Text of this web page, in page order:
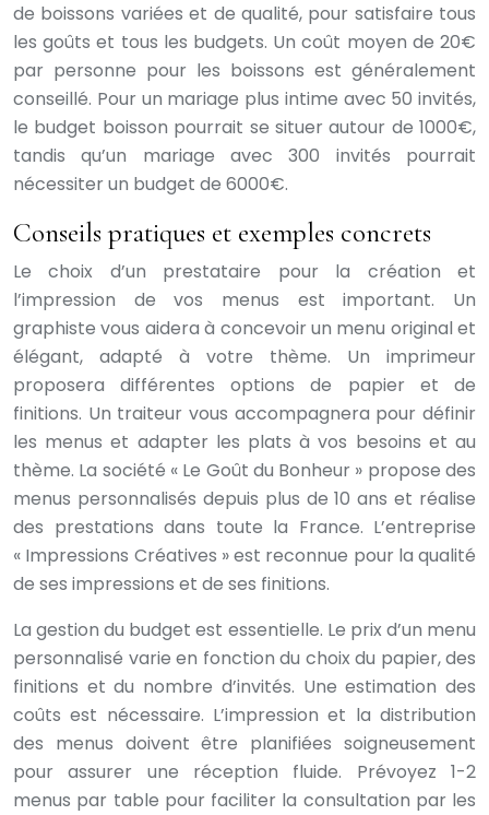
de boissons variées et de qualité, pour satisfaire tous
les goûts et tous les budgets. Un coût moyen de 20€
par personne pour les boissons est généralement
conseillé. Pour un mariage plus intime avec 50 invités,
le budget boisson pourrait se situer autour de 1000€,
tandis qu’un mariage avec 300 invités pourrait
nécessiter un budget de 6000€.
Conseils pratiques et exemples concrets
Le choix d’un prestataire pour la création et
l’impression de vos menus est important. Un
graphiste vous aidera à concevoir un menu original et
élégant, adapté à votre thème. Un imprimeur
proposera différentes options de papier et de
finitions. Un traiteur vous accompagnera pour définir
les menus et adapter les plats à vos besoins et au
thème. La société « Le Goût du Bonheur » propose des
menus personnalisés depuis plus de 10 ans et réalise
des prestations dans toute la France. L’entreprise
« Impressions Créatives » est reconnue pour la qualité
de ses impressions et de ses finitions.
La gestion du budget est essentielle. Le prix d’un menu
personnalisé varie en fonction du choix du papier, des
finitions et du nombre d’invités. Une estimation des
coûts est nécessaire. L’impression et la distribution
des menus doivent être planifiées soigneusement
pour assurer une réception fluide. Prévoyez 1-2
menus par table pour faciliter la consultation par les